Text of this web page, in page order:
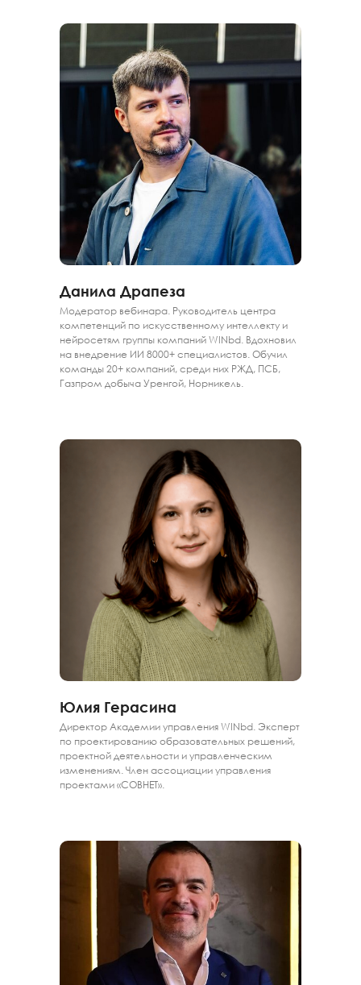
Данила Драпеза
Модератор вебинара. Руководитель центра
компетенций по искусственному интеллекту и
нейросетям группы компаний WINbd. Вдохновил
на внедрение ИИ 8000+ специалистов. Обучил
команды 20+ компаний, среди них РЖД, ПСБ,
Газпром добыча Уренгой, Норникель.
Юлия Герасина
Директор Академии управления WINbd. Эксперт
по проектированию образовательных решений,
проектной деятельности и управленческим
изменениям. Член ассоциации управления
проектами «СОВНЕТ».